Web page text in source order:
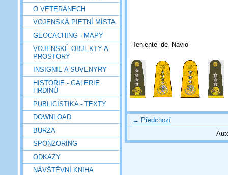
O VETERÁNECH
VOJENSKÁ PIETNÍ MÍSTA
GEOCACHING - MAPY
VOJENSKÉ OBJEKTY A
PROSTORY
INSIGNIE A SUVENYRY
HISTORIE - GALERIE
HRDINŮ
PUBLICISTIKA - TEXTY
DOWNLOAD
BURZA
SPONZORING
ODKAZY
NÁVŠTĚVNÍ KNIHA
Teniente_de_Navio
← Předchozí